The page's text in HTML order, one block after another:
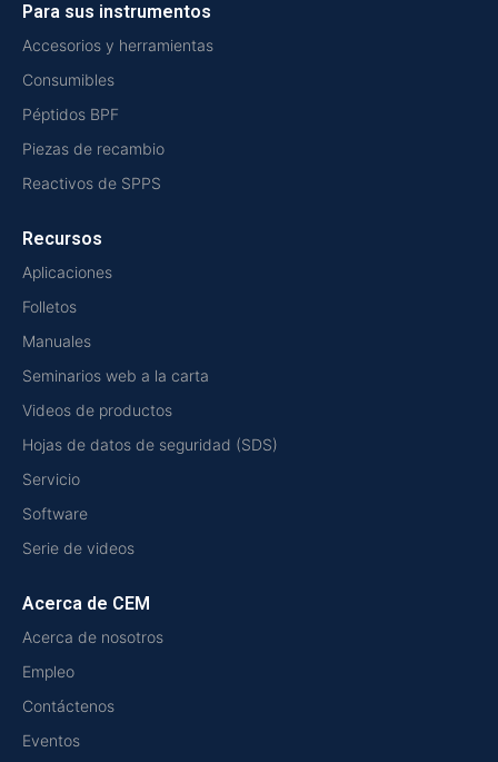
Para sus instrumentos
Accesorios y herramientas
Consumibles
Péptidos BPF
Piezas de recambio
Reactivos de SPPS
Recursos
Aplicaciones
Folletos
Manuales
Seminarios web a la carta
Videos de productos
Hojas de datos de seguridad (SDS)
Servicio
Software
Serie de videos
Acerca de CEM
Acerca de nosotros
Empleo
Contáctenos
Eventos